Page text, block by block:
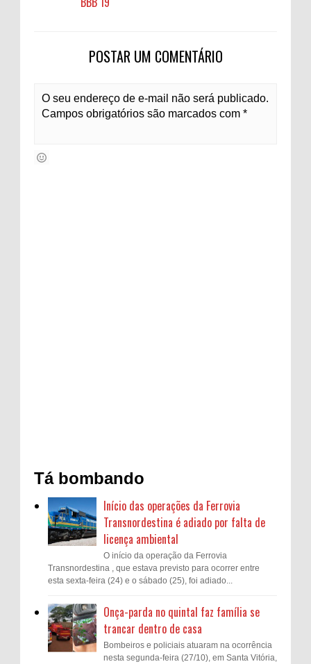
POSTAR UM COMENTÁRIO
O seu endereço de e-mail não será publicado.
Campos obrigatórios são marcados com *
Tá bombando
Início das operações da Ferrovia
Transnordestina é adiado por falta de
licença ambiental
O início da operação da Ferrovia
Transnordestina , que estava previsto para ocorrer entre
esta sexta-feira (24) e o sábado (25), foi adiado...
Onça-parda no quintal faz família se
trancar dentro de casa
Bombeiros e policiais atuaram na ocorrência
nesta segunda-feira (27/10), em Santa Vitória,